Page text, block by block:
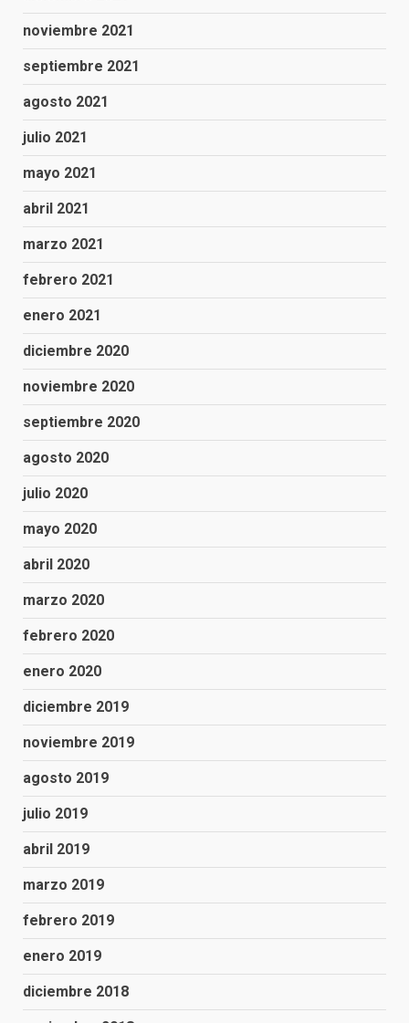
noviembre 2021
septiembre 2021
agosto 2021
julio 2021
mayo 2021
abril 2021
marzo 2021
febrero 2021
enero 2021
diciembre 2020
noviembre 2020
septiembre 2020
agosto 2020
julio 2020
mayo 2020
abril 2020
marzo 2020
febrero 2020
enero 2020
diciembre 2019
noviembre 2019
agosto 2019
julio 2019
abril 2019
marzo 2019
febrero 2019
enero 2019
diciembre 2018